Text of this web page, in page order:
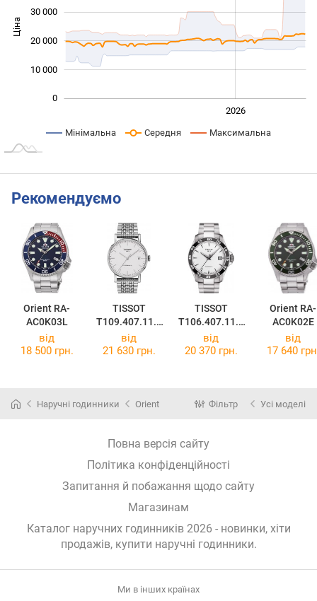
Ціна
0
10 000
20 000
30 000
2026
Мінімальна Середня Максимальна
Рекомендуємо
Orient RA-
AC0K03L
TISSOT
T109.407.11.0
31.00
TISSOT
T106.407.11.0
31.00
Orient RA-
AC0K02E
від
18 500 грн.
від
21 630 грн.
від
20 370 грн.
від
17 640
Наручні годинники Orient Фільтр Усі моделі
Повна версія сайту
Політика конфіденційності
Запитання й побажання щодо сайту
Магазинам
Каталог наручних годинників 2026 - новинки, хіти
продажів, купити наручні годинники.
Ми в інших країнах